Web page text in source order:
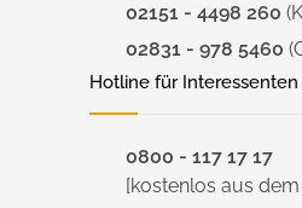
02151 - 4498 260
02831 - 978 5460
Hotline für Interessenten
0800 - 117 17 17
[kostenlos aus dem